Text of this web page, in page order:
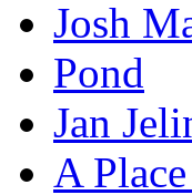
Josh
Pond
Jan
A